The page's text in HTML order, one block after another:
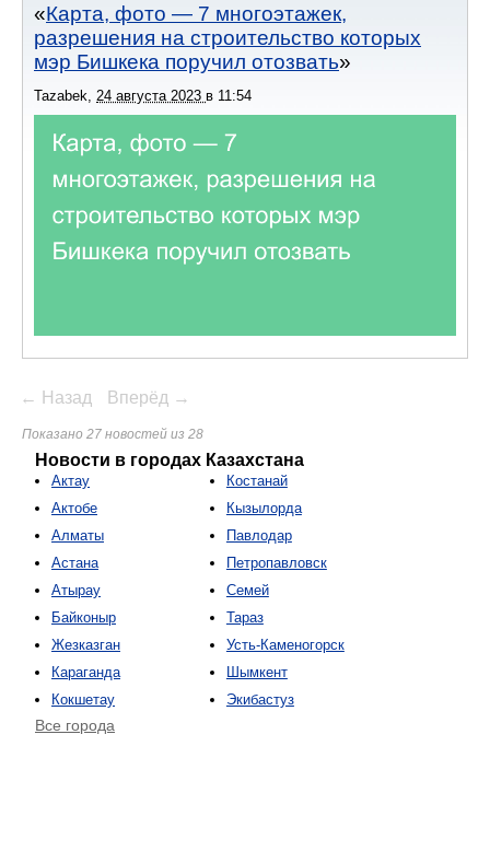
Карта, фото — 7 многоэтажек,
разрешения на строительство которых
мэр Бишкека поручил отозвать
Tazabek 24 августа 2023 в 11:54
← Назад Вперёд →
Показано 27 новостей из 28
Новости в городах Казахстана
Актау
Актобе
Алматы
Астана
Атырау
Байконыр
Жезказган
Караганда
Кокшетау
Костанай
Кызылорда
Павлодар
Петропавловск
Семей
Тараз
Усть-Каменогорск
Шымкент
Экибастуз
Все города